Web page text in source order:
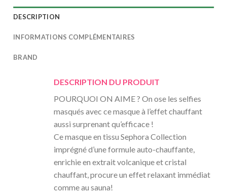
DESCRIPTION
INFORMATIONS COMPLÉMENTAIRES
BRAND
DESCRIPTION DU PRODUIT
POURQUOI ON AIME ? On ose les selfies
masqués avec ce masque à l’effet chauffant
aussi surprenant qu’efficace !
Ce masque en tissu Sephora Collection
imprégné d’une formule auto-chauffante,
enrichie en extrait volcanique et cristal
chauffant, procure un effet relaxant immédiat
comme au sauna!